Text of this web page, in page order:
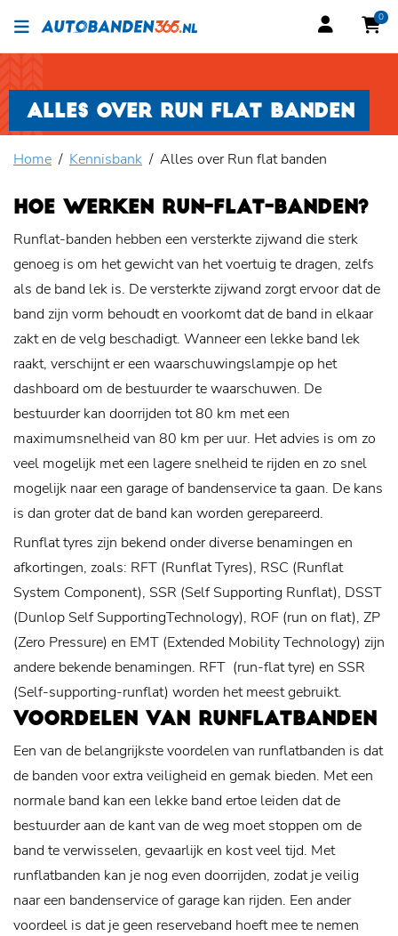
0
ALLES OVER RUN FLAT BANDEN
Home Kennisbank Alles over Run flat banden
HOE WERKEN RUN-FLAT-BANDEN?
Runflat-banden hebben een versterkte zijwand die sterk
genoeg is om het gewicht van het voertuig te dragen, zelfs
als de band lek is. De versterkte zijwand zorgt ervoor dat de
band zijn vorm behoudt en voorkomt dat de band in elkaar
zakt en de velg beschadigt. Wanneer een lekke band lek
raakt, verschijnt er een waarschuwingslampje op het
dashboard om de bestuurder te waarschuwen. De
bestuurder kan doorrijden tot 80 km met een
maximumsnelheid van 80 km per uur. Het advies is om zo
veel mogelijk met een lagere snelheid te rijden en zo snel
mogelijk naar een garage of bandenservice ta gaan. De kans
is dan groter dat de band kan worden gerepareerd.
Runflat tyres zijn bekend onder diverse benamingen en
afkortingen, zoals: RFT (Runflat Tyres), RSC (Runflat
System Component), SSR (Self Supporting Runflat), DSST
(Dunlop Self SupportingTechnology), ROF (run on flat), ZP
(Zero Pressure) en EMT (Extended Mobility Technology) zijn
andere bekende benamingen. RFT (run-flat tyre) en SSR
(Self-supporting-runflat) worden het meest gebruikt.
VOORDELEN VAN RUNFLATBANDEN
Een van de belangrijkste voordelen van runflatbanden is dat
de banden voor extra veiligheid en gemak bieden. Met een
normale band kan een lekke band ertoe leiden dat de
bestuurder aan de kant van de weg moet stoppen om de
band te verwisselen, gevaarlijk en kost veel tijd. Met
runflatbanden kan je nog even doorrijden, zodat je veilig
naar een bandenservice of garage kan rijden. Een ander
voordeel is dat je geen reserveband hoeft mee te nemen